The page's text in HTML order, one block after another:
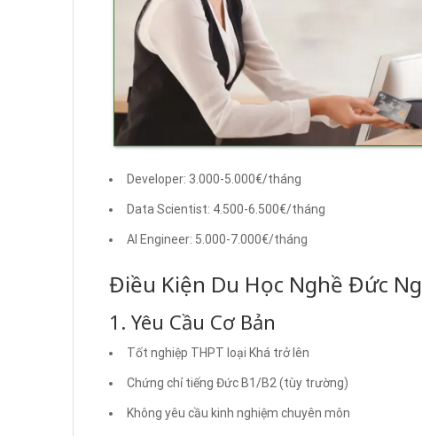
Developer: 3.000-5.000€/tháng
Data Scientist: 4.500-6.500€/tháng
AI Engineer: 5.000-7.000€/tháng
Điều Kiện Du Học Nghề Đức
1. Yêu Cầu Cơ Bản
Tốt nghiệp THPT loại Khá trở lên
Chứng chỉ tiếng Đức B1/B2 (tùy trường)
Không yêu cầu kinh nghiệm chuyên môn